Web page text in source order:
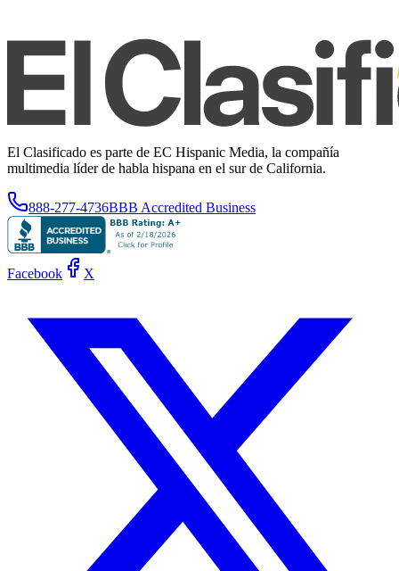
El Clasificado es parte de EC Hispanic Media, la compañía
multimedia líder de habla hispana en el sur de California.
888-277-4736BBB Accredited Business
Facebook X